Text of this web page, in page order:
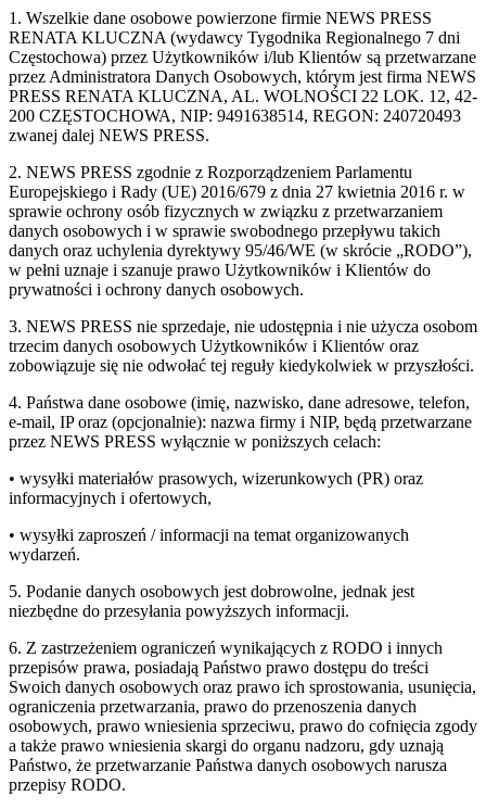
1. Wszelkie dane osobowe powierzone firmie NEWS PRESS
RENATA KLUCZNA (wydawcy Tygodnika Regionalnego 7 dni
Częstochowa) przez Użytkowników i/lub Klientów są przetwarzane
przez Administratora Danych Osobowych, którym jest firma NEWS
PRESS RENATA KLUCZNA, AL. WOLNOŚCI 22 LOK. 12, 42-
200 CZĘSTOCHOWA, NIP: 9491638514, REGON: 240720493
zwanej dalej NEWS PRESS.
2. NEWS PRESS zgodnie z Rozporządzeniem Parlamentu
Europejskiego i Rady (UE) 2016/679 z dnia 27 kwietnia 2016 r. w
sprawie ochrony osób fizycznych w związku z przetwarzaniem
danych osobowych i w sprawie swobodnego przepływu takich
danych oraz uchylenia dyrektywy 95/46/WE (w skrócie „RODO”),
w pełni uznaje i szanuje prawo Użytkowników i Klientów do
prywatności i ochrony danych osobowych.
3. NEWS PRESS nie sprzedaje, nie udostępnia i nie użycza osobom
trzecim danych osobowych Użytkowników i Klientów oraz
zobowiązuje się nie odwołać tej reguły kiedykolwiek w przyszłości.
4. Państwa dane osobowe (imię, nazwisko, dane adresowe, telefon,
e-mail, IP oraz (opcjonalnie): nazwa firmy i NIP, będą przetwarzane
przez NEWS PRESS wyłącznie w poniższych celach:
• wysyłki materiałów prasowych, wizerunkowych (PR) oraz
informacyjnych i ofertowych,
• wysyłki zaproszeń / informacji na temat organizowanych
wydarzeń.
5. Podanie danych osobowych jest dobrowolne, jednak jest
niezbędne do przesyłania powyższych informacji.
6. Z zastrzeżeniem ograniczeń wynikających z RODO i innych
przepisów prawa, posiadają Państwo prawo dostępu do treści
Swoich danych osobowych oraz prawo ich sprostowania, usunięcia,
ograniczenia przetwarzania, prawo do przenoszenia danych
osobowych, prawo wniesienia sprzeciwu, prawo do cofnięcia zgody
a także prawo wniesienia skargi do organu nadzoru, gdy uznają
Państwo, że przetwarzanie Państwa danych osobowych narusza
przepisy RODO.